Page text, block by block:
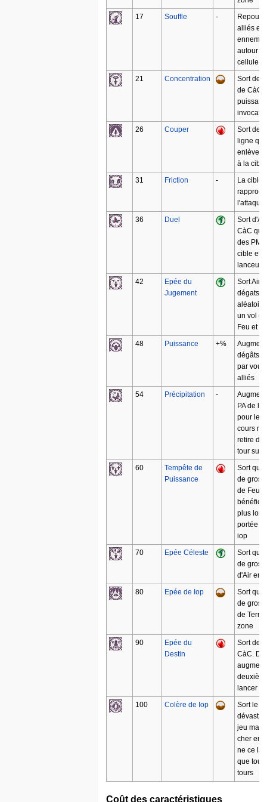
17
Souffle -
alliés et
ennemis
autour
cellule
21
Concentration
Sort de
de CàC
puissant
26
Couper
Sort de
ligne qui
enlève
à la cible
31
Friction -
La cible
36
Duel
Sort
CàC qui
des PM
cible et
lanceur
42
Epée du
Jugement
Sort Air
dégats
aléatoire
un vol
Feu et
48
Puissance +%
dégâts
par vous
alliés
54
Précipitation -
PA de la
pour le
cours
retire
tour
60
Tempête de
Puissance
Sort qui
de gros
de Feu et
plus
portée
iop
70
Epée Céleste
Sort qui
de gros
d'Air en
80
Epée de Iop
Sort qui
de gros
de Terre
zone
90
Epée du
Destin
Sort de
CàC.
lancer
100
Colère de Iop
Sort le
jeu mais
cher en
ne ce
que tous
tours
Coût des caractéristiques